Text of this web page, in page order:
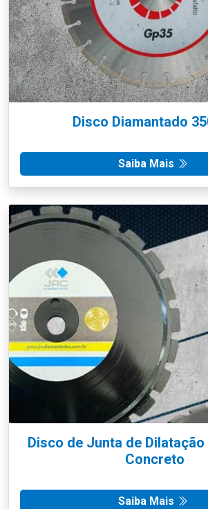
Disco Diamantado
Saiba Mais
Disco de Junta de
Concreto
Saiba Mais